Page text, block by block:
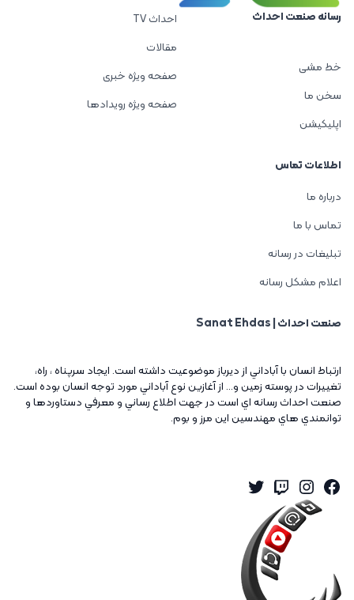
رسانه صنعت احداث
خط مشی
سخن ما
اپلیکیشن
احداث TV
مقالات
صفحه ویژه خبری
صفحه ویژه رویدادها
اطلاعات تماس
درباره ما
تماس با ما
تبلیغات در رسانه
اعلام مشکل رسانه
صنعت احداث | Sanat Ehdas
ارتباط انسان با آباداني از ديرباز موضوعيت داشته است. ايجاد سرپناه ، راه،
تغييرات در پوسته زمين و... از آغازين نوع آباداني مورد توجه انسان بوده است.
صنعت احداث رسانه اي است در جهت اطلاع رساني و معرفي دستاوردها و
توانمندي هاي مهندسين اين مرز و بوم.
Facebook
Instagram
Twitch
Twitter